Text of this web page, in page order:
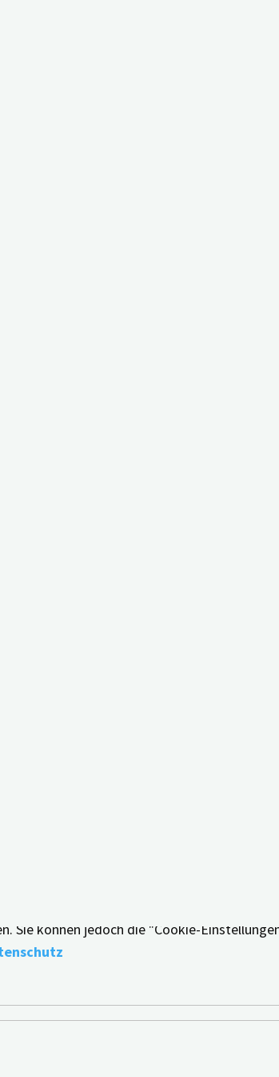
Kuhl, Redakteurin bei
Online-Fragebogens, zu sprechen. Ein
wir uns an Ihre Präferenzen und
Sie können jedoch die "Cookie-